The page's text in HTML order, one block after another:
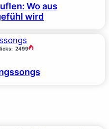
Wo aus
wird
2499